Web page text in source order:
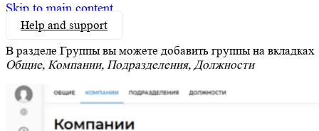
Skip to main content
Help and support
В разделе Группы вы можете добавить группы на вкладках
Общие, Компании, Подразделения, Должности